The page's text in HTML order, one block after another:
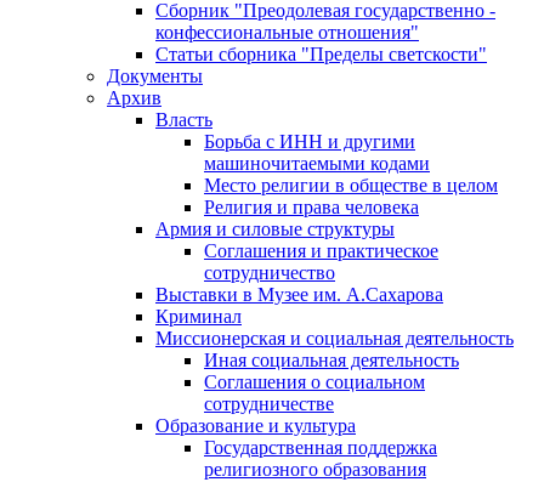
Сборник "Преодолевая государственно -
конфессиональные отношения"
Статьи сборника "Пределы светскости"
Документы
Архив
Власть
Борьба с ИНН и другими
машиночитаемыми кодами
Место религии в обществе в целом
Религия и права человека
Армия и силовые структуры
Соглашения и практическое
сотрудничество
Выставки в Музее им. А.Сахарова
Криминал
Миссионерская и социальная деятельность
Иная социальная деятельность
Соглашения о социальном
сотрудничестве
Образование и культура
Государственная поддержка
религиозного образования